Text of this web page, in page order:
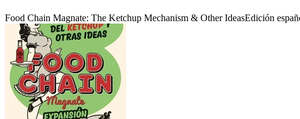
Food Chain Magnate: The Ketchup Mechanism & Other IdeasEdición